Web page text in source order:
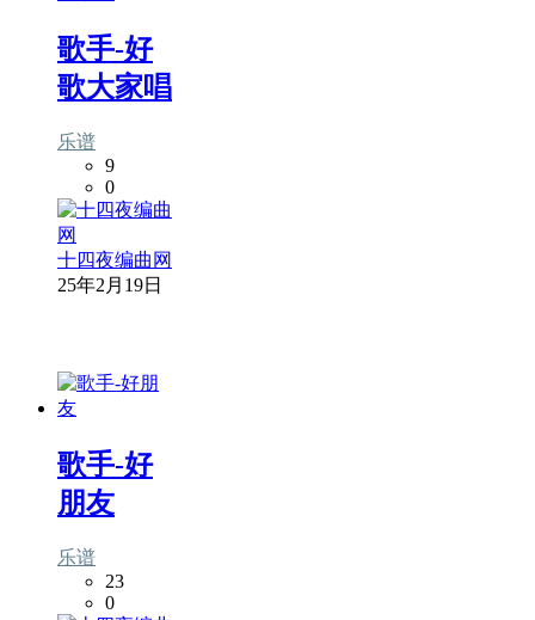
歌手-好
歌大家唱
乐谱
9
0
十四夜编曲网
25年2月19日
歌手-好
朋友
乐谱
23
0